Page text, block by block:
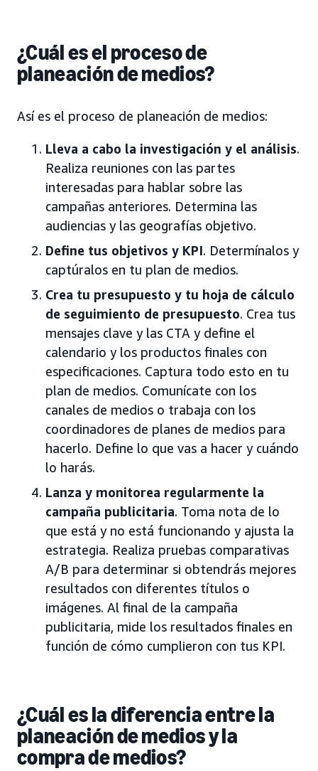
¿Cuál es el proceso de
planeación de medios?
Así es el proceso de planeación de medios:
Lleva a cabo la investigación y el análisis.
Realiza reuniones con las partes
interesadas para hablar sobre las
campañas anteriores. Determina las
audiencias y las geografías objetivo.
Define tus objetivos y KPI. Determínalos y
captúralos en tu plan de medios.
Crea tu presupuesto y tu hoja de cálculo
de seguimiento de presupuesto. Crea tus
mensajes clave y las CTA y define el
calendario y los productos finales con
especificaciones. Captura todo esto en tu
plan de medios. Comunícate con los
canales de medios o trabaja con los
coordinadores de planes de medios para
hacerlo. Define lo que vas a hacer y cuándo
lo harás.
Lanza y monitorea regularmente la
campaña publicitaria. Toma nota de lo
que está y no está funcionando y ajusta la
estrategia. Realiza pruebas comparativas
A/B para determinar si obtendrás mejores
resultados con diferentes títulos o
imágenes. Al final de la campaña
publicitaria, mide los resultados finales en
función de cómo cumplieron con tus KPI.
¿Cuál es la diferencia entre la
planeación de medios y la
compra de medios?